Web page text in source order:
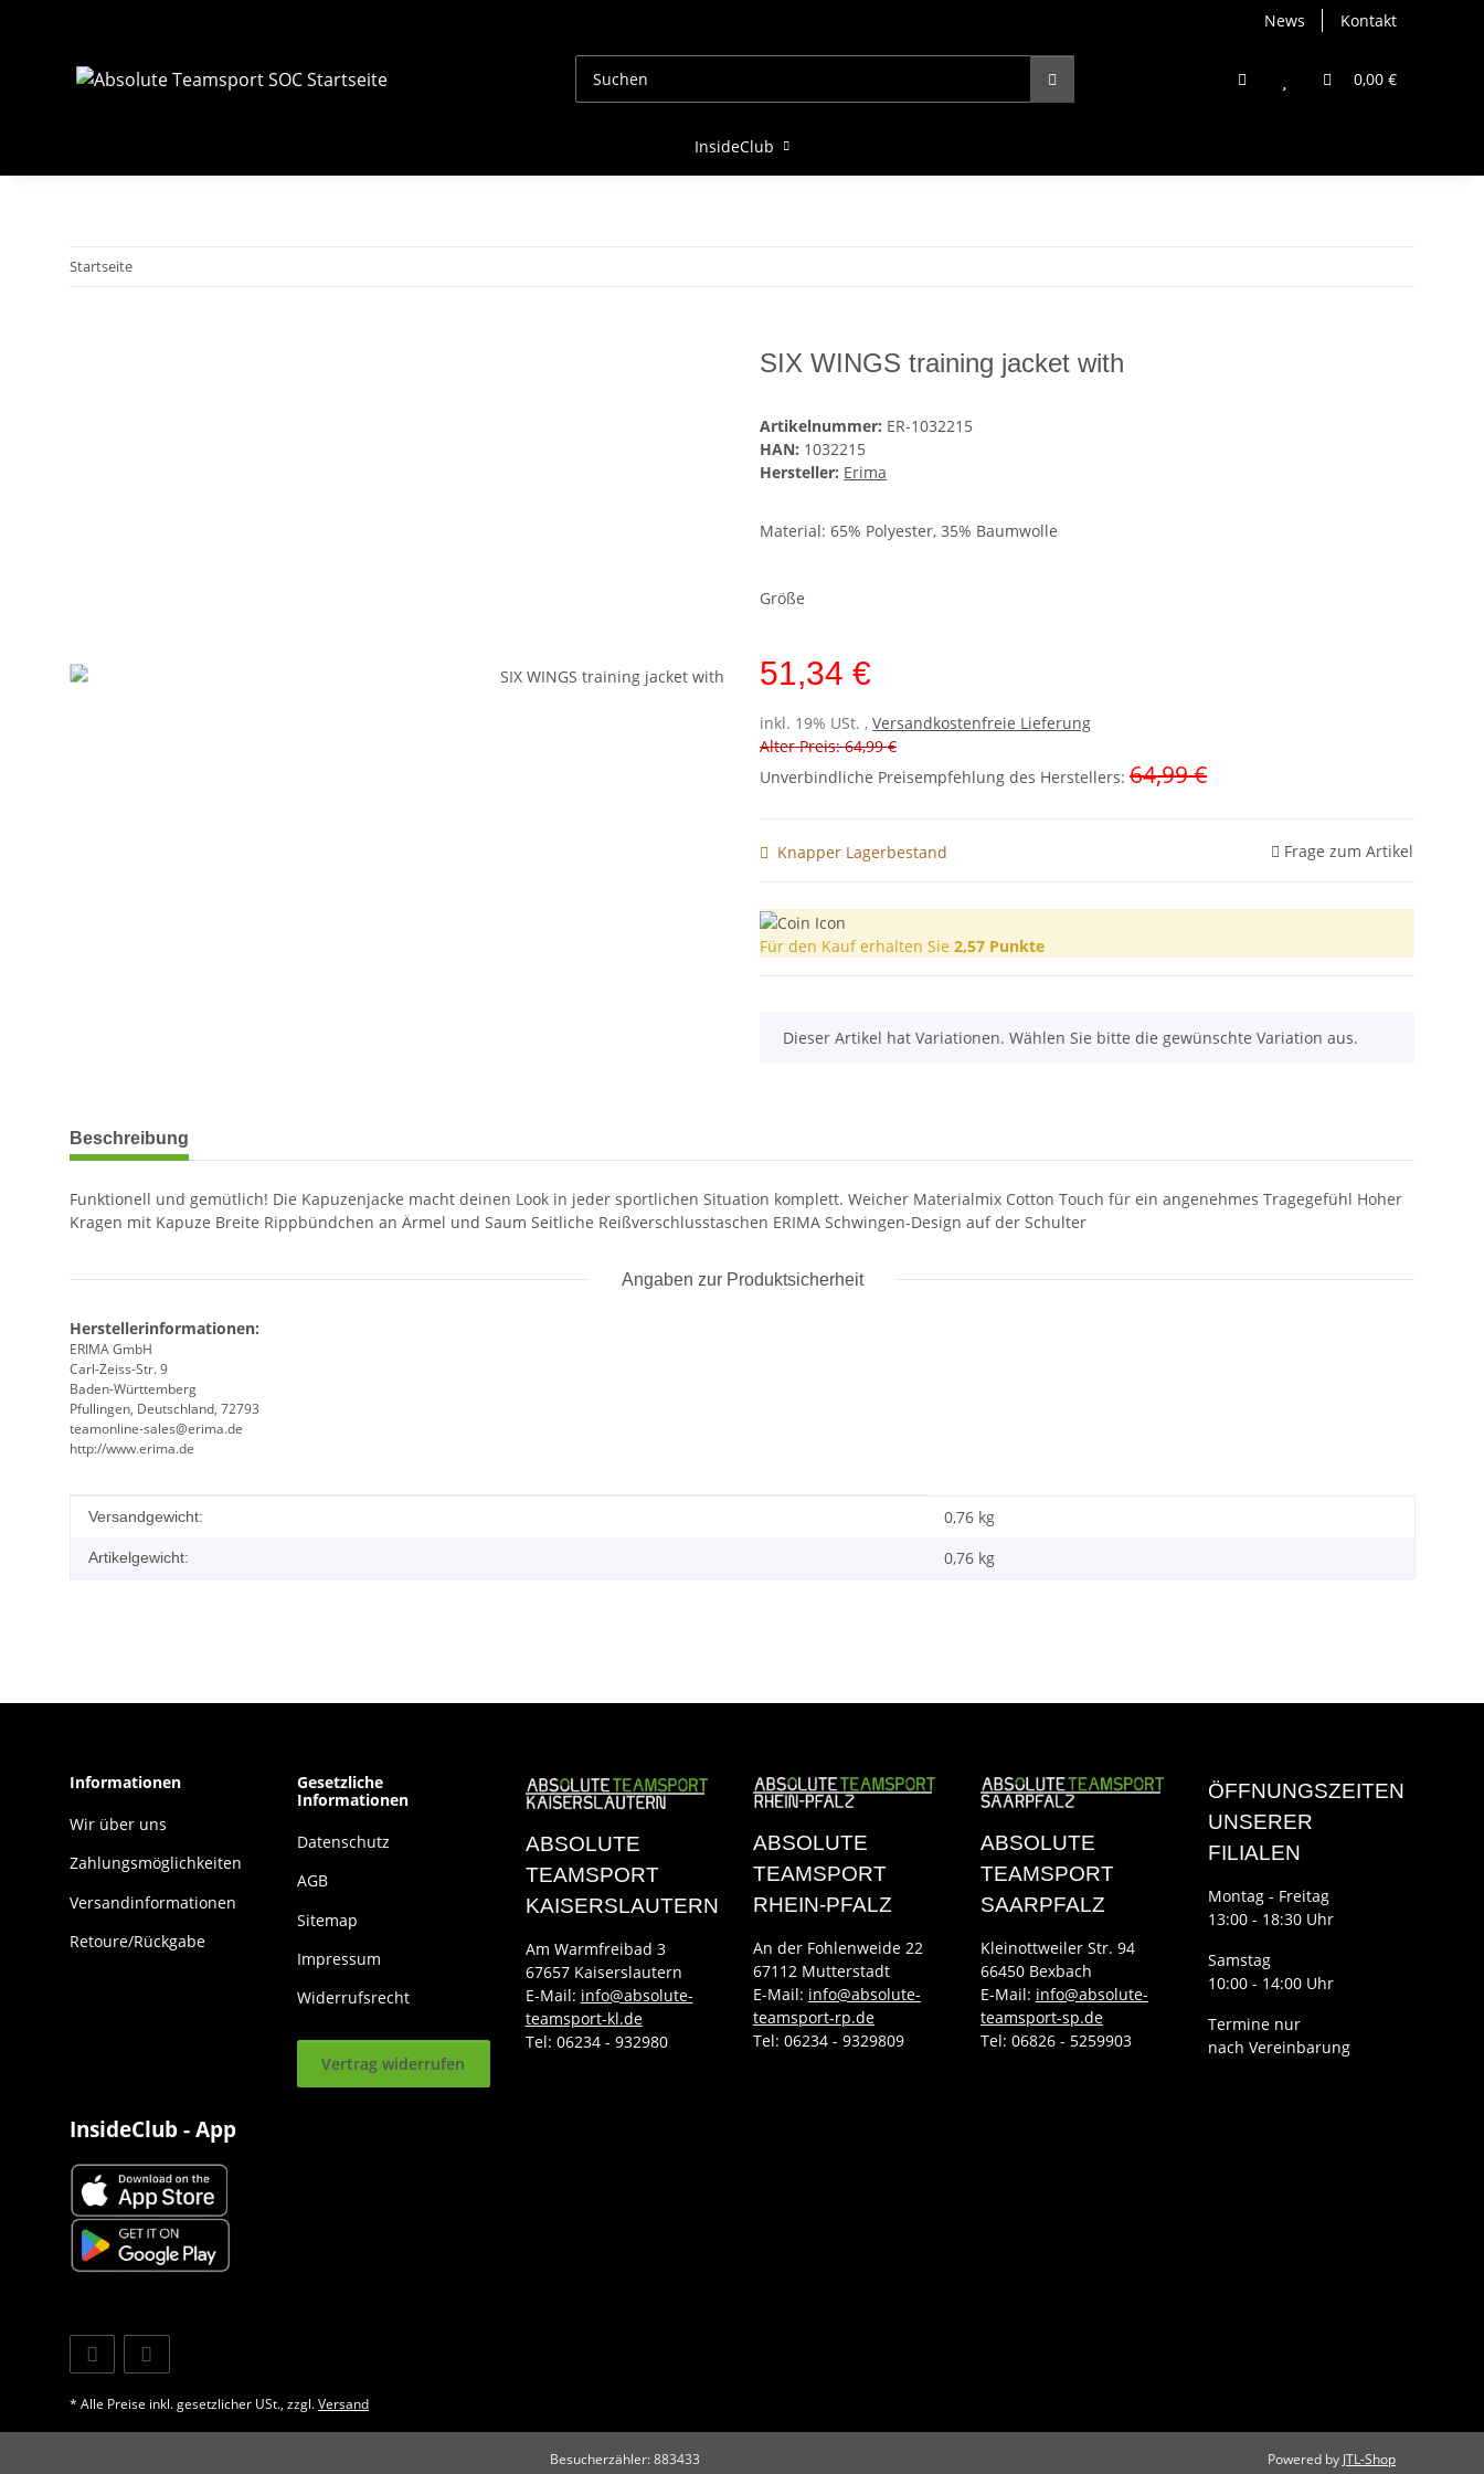
News Kontakt
0,00 €
InsideClub
Startseite
SIX WINGS training jacket with
Artikelnummer: ER-1032215
HAN: 1032215
Hersteller: Erima
Material: 65% Polyester, 35% Baumwolle
Größe
51,34 €
inkl. 19% USt. , Versandkostenfreie Lieferung
Alter Preis: 64,99 €
Unverbindliche Preisempfehlung des Herstellers: 64,99 €
Knapper Lagerbestand Frage zum Artikel
Für den Kauf erhalten Sie 2,57 Punkte
x
Dieser Artikel hat Variationen. Wählen Sie bitte die gewünschte Variation aus.
weitere Registerkarten anzeigen
Beschreibung
Funktionell und gemütlich! Die Kapuzenjacke macht deinen Look in jeder sportlichen Situation komplett. Weicher Materialmix Cotton Touch für ein angenehmes Tragegefühl Hoher
Kragen mit Kapuze Breite Rippbündchen an Ärmel und Saum Seitliche Reißverschlusstaschen ERIMA Schwingen-Design auf der Schulter
Angaben zur Produktsicherheit
Herstellerinformationen:
ERIMA GmbH
Carl-Zeiss-Str. 9
Baden-Württemberg
Pfullingen, Deutschland, 72793
teamonline-sales@erima.de
http://www.erima.de
Produkteigenschaft
Wert
Versandgewicht: 0,76 kg
Artikelgewicht: 0,76 kg
Informationen
Wir über uns
Zahlungsmöglichkeiten
Versandinformationen
Retoure/Rückgabe
Gesetzliche
Informationen
Datenschutz
AGB
Sitemap
Impressum
Widerrufsrecht
Vertrag widerrufen
ABSOLUTE
TEAMSPORT
KAISERSLAUTERN
Am Warmfreibad 3
67657 Kaiserslautern
E-Mail: info@absolute-
teamsport-kl.de
Tel: 06234 - 932980
ABSOLUTE
TEAMSPORT
RHEIN-PFALZ
An der Fohlenweide 22
67112 Mutterstadt
E-Mail: info@absolute-
teamsport-rp.de
Tel: 06234 - 9329809
ABSOLUTE
TEAMSPORT
SAARPFALZ
Kleinottweiler Str. 94
66450 Bexbach
E-Mail: info@absolute-
teamsport-sp.de
Tel: 06826 - 5259903
ÖFFNUNGSZEITEN
UNSERER
FILIALEN
Montag - Freitag
13:00 - 18:30 Uhr
Samstag
10:00 - 14:00 Uhr
Termine nur
nach Vereinbarung
InsideClub - App
* Alle Preise inkl. gesetzlicher USt., zzgl.Versand
Besucherzähler: 883433 Powered by JTL-Shop